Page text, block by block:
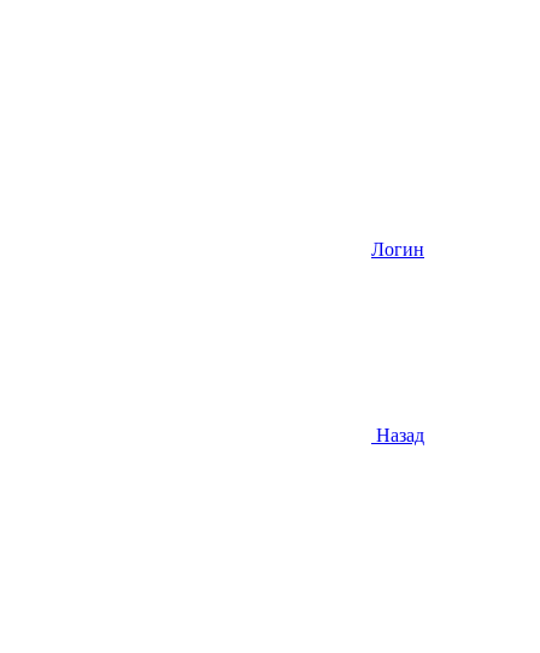
Логин
Назад